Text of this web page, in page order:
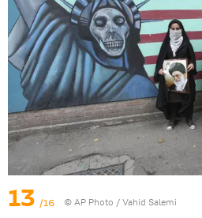
13 /16 © AP Photo / Vahid Salemi